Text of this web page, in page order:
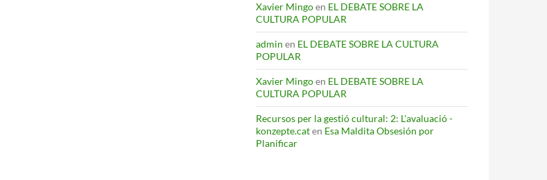
Xavier Mingoen EL DEBATE SOBRE LA
CULTURA POPULAR
admin en EL DEBATE SOBRE LA CULTURA
POPULAR
Xavier Mingoen EL DEBATE SOBRE LA
CULTURA POPULAR
Recursos per la gestió cultural: 2: L'avaluació -
konzepte.caten Esa Maldita Obsesión por
Planificar